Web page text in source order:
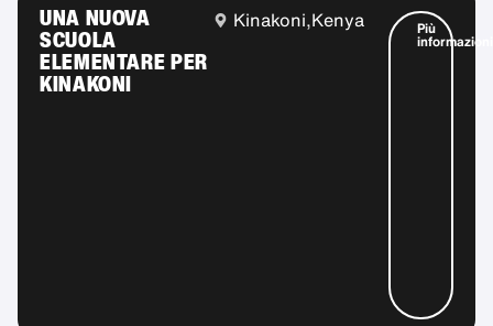
UNA NUOVA
SCUOLA
ELEMENTARE PER
KINAKONI
Kinakoni,Kenya Più
informazioni